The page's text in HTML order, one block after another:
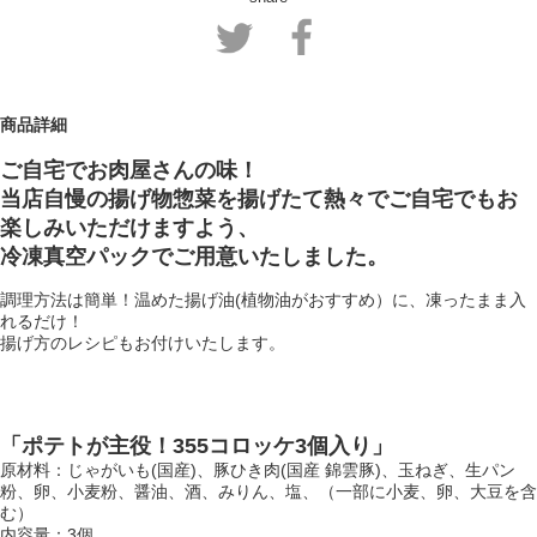
商品詳細
ご自宅でお肉屋さんの味！
当店自慢の揚げ物惣菜を揚げたて熱々でご自宅でもお
楽しみいただけますよう、
冷凍真空パックでご用意いたしました。
調理方法は簡単！温めた揚げ油(植物油がおすすめ）に、凍ったまま入
れるだけ！
揚げ方のレシピもお付けいたします。
「ポテトが主役！355コロッケ3個入り」
原材料：じゃがいも(国産)、豚ひき肉(国産 錦雲豚)、玉ねぎ、生パン
粉、卵、小麦粉、醤油、酒、みりん、塩、（一部に小麦、卵、大豆を含
む）